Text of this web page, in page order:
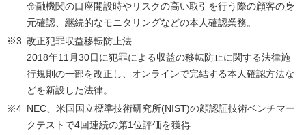
金融機関の口座開設時やリスクの高い取引を行う際の顧客の身
元確認、継続的なモニタリングなどの本人確認業務。
※3 改正犯罪収益移転防止法
2018年11月30日に犯罪による収益の移転防止に関する法律施
行規則の一部を改正し、オンラインで完結する本人確認方法な
どを新設した法律。
※4 NEC、米国国立標準技術研究所(NIST)の顔認証技術ベンチマー
クテストで4回連続の第1位評価を獲得